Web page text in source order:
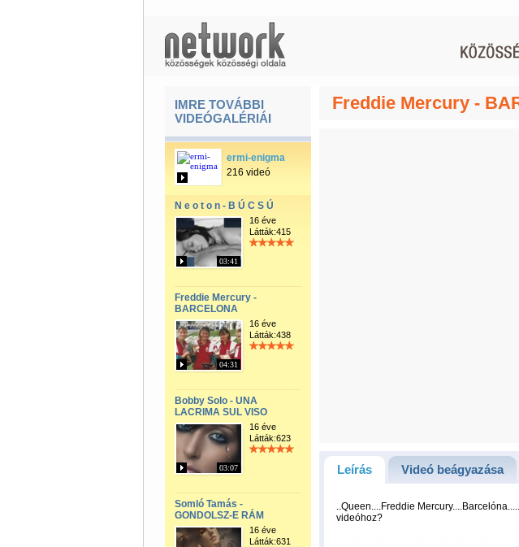
IMRE TOVÁBBI
VIDEÓGALÉRIÁI
ermi-enigma
216 videó
N e o t o n - B Ú C S Ú
03:41
16 éve
Látták:415
Freddie Mercury -
BARCELONA
04:31
16 éve
Látták:438
Bobby Solo - UNA
LACRIMA SUL VISO
03:07
16 éve
Látták:623
Somló Tamás -
GONDOLSZ-E RÁM
16 éve
Látták:631
Freddie Mercury -
Leírás Videó beágyazása
..Queen....Freddie
videóhoz?